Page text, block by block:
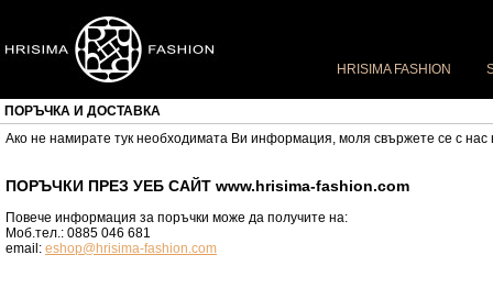
HRISIMA FASHION
ПОРЪЧКА И ДОСТАВКА
Ако не намирате тук необходимата Ви информация, моля свържете се с
ПОРЪЧКИ ПРЕЗ УЕБ САЙТ www.hrisima-fashion.com
Повече информация за поръчки може да получите на:
Моб.тел.: 0885 046 681
email: eshop@hrisima-fashion.com